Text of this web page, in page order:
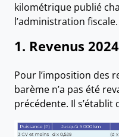
kilométrique publié
l’administration fiscale.
1. Revenus 2024
Pour l’imposition des
barème n’a pas été
précédente. Il s’établit